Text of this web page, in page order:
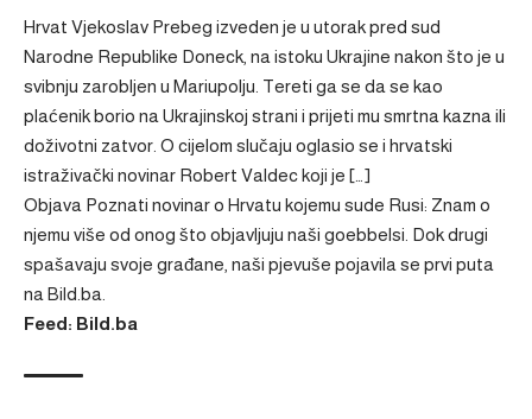
Hrvat Vjekoslav Prebeg izveden je u utorak pred sud
Narodne Republike Doneck, na istoku Ukrajine nakon što je u
svibnju zarobljen u Mariupolju. Tereti ga se da se kao
plaćenik borio na Ukrajinskoj strani i prijeti mu smrtna kazna ili
doživotni zatvor. O cijelom slučaju oglasio se i hrvatski
istraživački novinar Robert Valdec koji je […]
Objava Poznati novinar o Hrvatu kojemu sude Rusi: Znam o
njemu više od onog što objavljuju naši goebbelsi. Dok drugi
spašavaju svoje građane, naši pjevuše pojavila se prvi puta
na Bild.ba
Feed: Bild.ba